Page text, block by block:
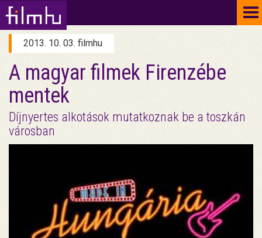
2013. 10. 03. filmhu
A magyar filmek Firenzébe
mentek
Díjnyertes alkotások mutatkoznak be a toszkán
városban